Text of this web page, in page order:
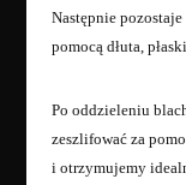
Następnie
pomocą dłuta,
Po oddzieleniu
zeszlifować za
i otrzymujemy